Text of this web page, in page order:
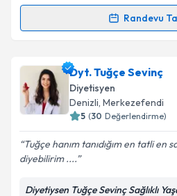
Kişisel verilerimin
Metni'ni okudum ve
Takvim
Randevu
Randevu Takvimi Talebi
Dyt. İlknur Baydaniçin
oluşturun. Size bu uzmandan
takvim hazırlandığında e-
Dyt. Tuğçe Sevinç
Diyetisyen
Denizli, Merkezefendi
5 (30 Değerlendirme)
Tuğçe hanım tanıdığım en tatli en
diyebilirim ....
Diyetiysen Tuğçe Sevinç Sağlıklı